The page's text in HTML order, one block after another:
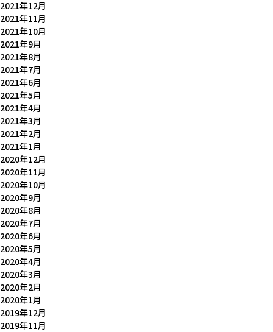
2021年12月
2021年11月
2021年10月
2021年9月
2021年8月
2021年7月
2021年6月
2021年5月
2021年4月
2021年3月
2021年2月
2021年1月
2020年12月
2020年11月
2020年10月
2020年9月
2020年8月
2020年7月
2020年6月
2020年5月
2020年4月
2020年3月
2020年2月
2020年1月
2019年12月
2019年11月